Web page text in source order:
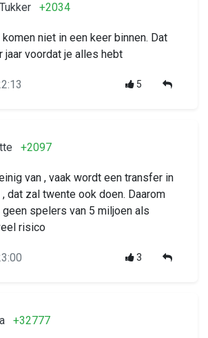
+2034
niet in een keer binnen. Dat
jaar voordat je alles hebt
5
+2097
van , vaak wordt een transfer in
dat zal twente ook doen. Daarom
geen spelers van 5 miljoen als
risico
3
+32777